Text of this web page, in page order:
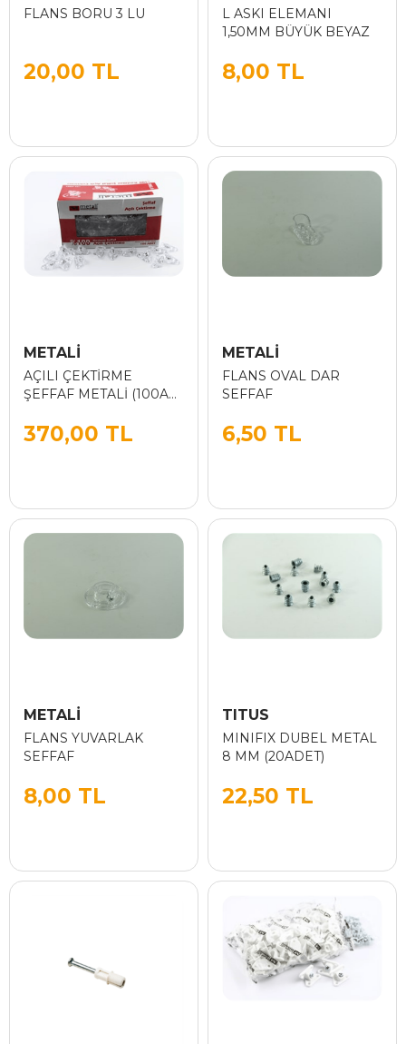
FLANS BORU 3 LU
20,00 TL
L ASKI ELEMANI
1,50MM BÜYÜK BEYAZ
8,00 TL
METALİ
AÇILI ÇEKTİRME
ŞEFFAF METALİ (100AD)
370,00 TL
METALİ
FLANS OVAL DAR
SEFFAF
6,50 TL
METALİ
FLANS YUVARLAK
SEFFAF
8,00 TL
TITUS
MINIFIX DUBEL METAL
8 MM (20ADET)
22,50 TL